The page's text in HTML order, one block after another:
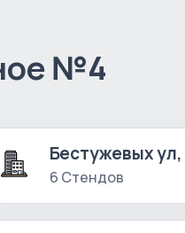
№4
Бестужевых
6 Стендов